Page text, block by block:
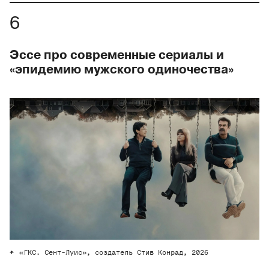
Эссе про современные сериалы и
«эпидемию мужского одиночества»
«ГКС. Сент-Луис», создатель Стив Конрад, 2026